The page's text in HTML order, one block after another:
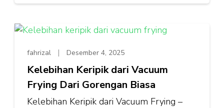
fahrizal Desember 4, 2025
Kelebihan Keripik dari Vacuum
Frying Dari Gorengan Biasa
Kelebihan Keripik dari Vacuum Frying –